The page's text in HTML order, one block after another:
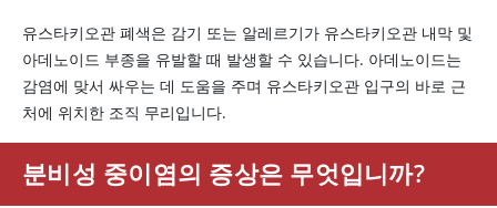
유스타키오관 폐색은 감기 또는 알레르기가 유스타키오관 내막 및
아데노이드 부종을 유발할 때 발생할 수 있습니다. 아데노이드는
감염에 맞서 싸우는 데 도움을 주며 유스타키오관 입구의 바로 근
처에 위치한 조직 무리입니다.
분비성 중이염의 증상은 무엇입니까?